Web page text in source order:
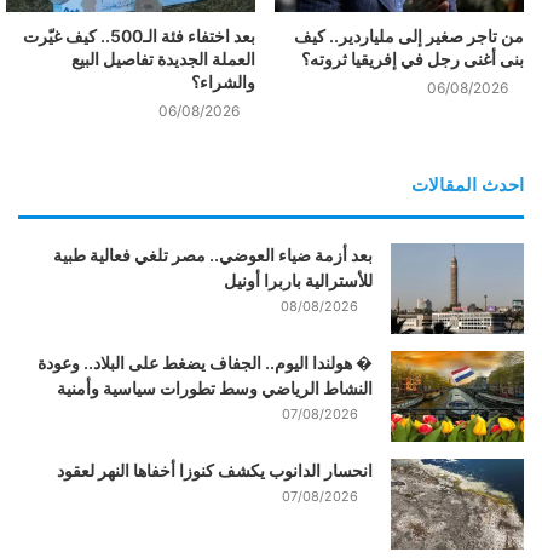
من تاجر صغير إلى ملياردير.. كيف
بنى أغنى رجل في إفريقيا ثروته؟
06/08/2026
بعد اختفاء فئة الـ500.. كيف غيّرت
العملة الجديدة تفاصيل البيع
والشراء؟
06/08/2026
احدث المقالات
بعد أزمة ضياء العوضي.. مصر تلغي فعالية طبية
للأسترالية باربرا أونيل
08/08/2026
� هولندا اليوم.. الجفاف يضغط على البلاد.. وعودة
النشاط الرياضي وسط تطورات سياسية وأمنية
07/08/2026
انحسار الدانوب يكشف كنوزا أخفاها النهر لعقود
07/08/2026